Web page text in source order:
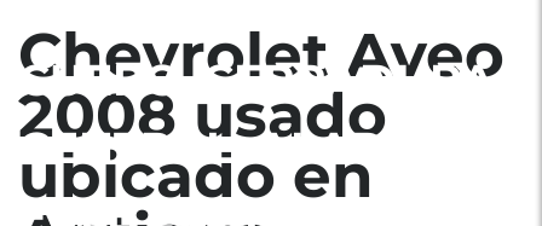
CUERO, CERRADURA
CENTRAL, ALARMA,
FULL EQUIPO.
Chevrolet Aveo
2008 usado
ubicado en